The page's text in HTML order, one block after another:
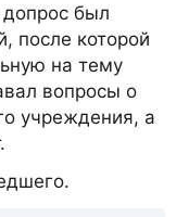
был
после которой
на тему
вопросы о
учреждения, а